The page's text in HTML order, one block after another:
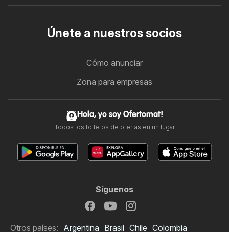
Únete a nuestros socios
Cómo anunciar
Zona para empresas
Hola, yo soy Ofertomat!
Todos los folletos de ofertas en un lugar
Síguenos
Otros países: Argentina Brasil Chile Colombia